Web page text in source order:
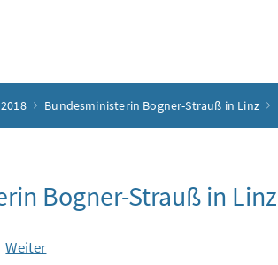
Bundesministerin Bogner-Strauß in Linz
Bogner-Strauß in Linz
Weiter